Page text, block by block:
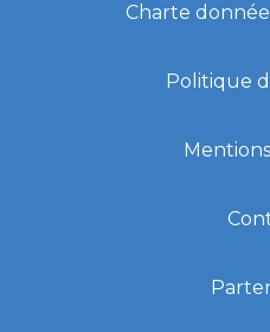
Charte
Politique